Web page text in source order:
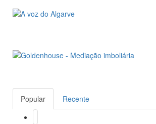
Popular Recente